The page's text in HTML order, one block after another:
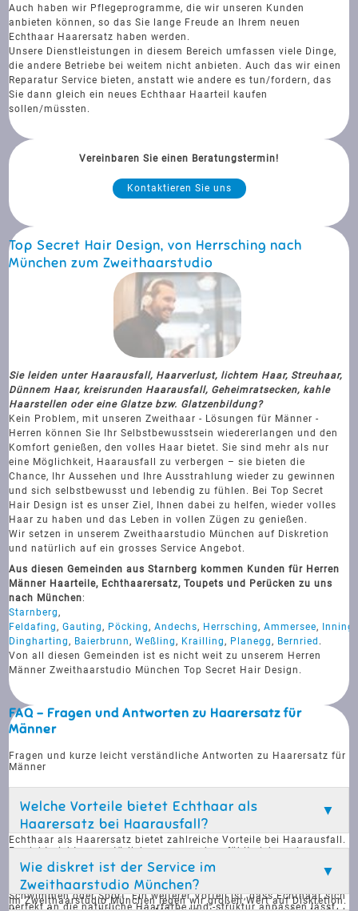
Auch haben wir Pflegeprogramme, die wir unseren Kunden
anbieten können, so das Sie lange Freude an Ihrem neuen
Echthaar Haarersatz haben werden.
Unsere Dienstleistungen in diesem Bereich umfassen viele Dinge,
die andere Betriebe bei weitem nicht anbieten. Auch das wir einen
Reparatur Service bieten, anstatt wie andere es tun/fordern, das
Sie dann gleich ein neues Echthaar Haarteil kaufen
sollen/müssten.
Vereinbaren Sie einen Beratungstermin!
Kontaktieren Sie uns
Top Secret Hair Design, von Herrsching nach
München zum Zweithaarstudio
Sie leiden unter Haarausfall, Haarverlust, lichtem Haar, Streuhaar,
Dünnem Haar, kreisrunden Haarausfall, Geheimratsecken, kahle
Haarstellen oder eine Glatze bzw. Glatzenbildung?
Kein Problem, mit unseren Zweithaar - Lösungen für Männer -
Herren können Sie Ihr Selbstbewusstsein wiedererlangen und den
Komfort genießen, den volles Haar bietet. Sie sind mehr als nur
eine Möglichkeit, Haarausfall zu verbergen – sie bieten die
Chance, Ihr Aussehen und Ihre Ausstrahlung wieder zu gewinnen
und sich selbstbewusst und lebendig zu fühlen. Bei Top Secret
Hair Design ist es unser Ziel, Ihnen dabei zu helfen, wieder volles
Haar zu haben und das Leben in vollen Zügen zu genießen.
Wir setzen in unserem Zweithaarstudio München auf Diskretion
und natürlich auf ein grosses Service Angebot.
Aus diesen Gemeinden aus Starnberg kommen Kunden für Herren
Männer Haarteile, Echthaarersatz, Toupets und Perücken zu uns
nach München:
Starnberg,
Feldafing,Gauting, Pöcking,Andechs, Herrsching,Ammersee, Inning
Dingharting, Baierbrunn,Weßling, Krailling, Planegg, Bernried .
Von all diesen Gemeinden ist es nicht weit zu unserem Herren
Männer Zweithaarstudio München Top Secret Hair Design.
FAQ - Fragen und Antworten zu Haarersatz für
Männer
Fragen und kurze leicht verständliche Antworten zu Haarersatz für
Männer
Welche Vorteile bietet Echthaar als
Haarersatz bei Haarausfall?
Echthaar als Haarersatz bietet zahlreiche Vorteile bei Haarausfall.
Es sieht nicht nur natürlicher aus, sondern fühlt sich auch so an
und lässt sich wie normales Haar stylen. Echthaar ist langlebig
und kann problemlos gewaschen, geföhnt und gestylt werden.
Zudem ist es widerstandsfähig gegen alltägliche Aktivitäten wie
Schwimmen oder Sport. Ein weiterer Vorteil ist, dass Echthaar sich
perfekt an die natürliche Haarfarbe und -struktur anpassen lässt,
Wie diskret ist der Service im
Zweithaarstudio München?
Im Zweithaarstudio München legen wir großen Wert auf Diskretion.